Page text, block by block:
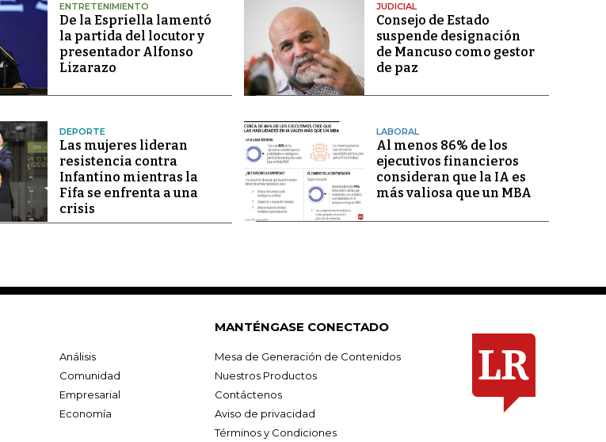
ENTRETENIMIENTO
De la Espriella lamentó
la partida del locutor y
presentador Alfonso
Lizarazo
JUDICIAL
Consejo de Estado
suspende designación
de Mancuso como gestor
de paz
DEPORTE
Las mujeres lideran
resistencia contra
Infantino mientras la
Fifa se enfrenta a una
crisis
LABORAL
Al menos 86% de los
ejecutivos financieros
consideran que la IA es
más valiosa que un MBA
Análisis
Comunidad
Empresarial
Economía
MANTÉNGASE CONECTADO
Mesa de Generación de Contenidos
Nuestros Productos
Contáctenos
Aviso de privacidad
Términos y Condiciones